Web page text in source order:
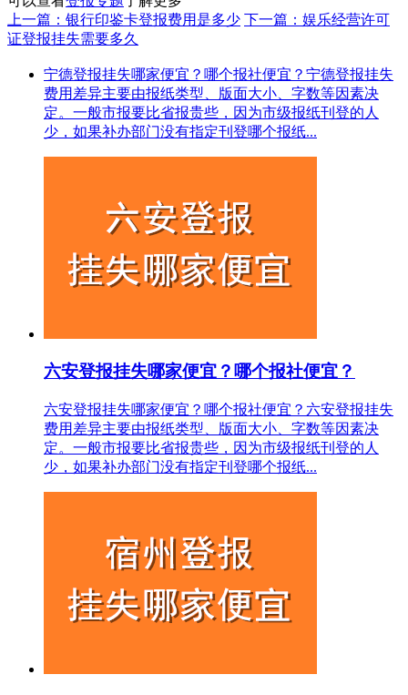
上一篇：银行印鉴卡登报费用是多少 下一篇：娱乐经营许可
证登报挂失需要多久
宁德登报挂失哪家便宜？哪个报社便宜？宁德登报挂失
费用差异主要由报纸类型、版面大小、字数等因素决
定。一般市报要比省报贵些，因为市级报纸刊登的人
少，如果补办部门没有指定刊登哪个报纸...
六安登报挂失哪家便宜？哪个报社便宜？
六安登报挂失哪家便宜？哪个报社便宜？六安登报挂失
费用差异主要由报纸类型、版面大小、字数等因素决
定。一般市报要比省报贵些，因为市级报纸刊登的人
少，如果补办部门没有指定刊登哪个报纸...